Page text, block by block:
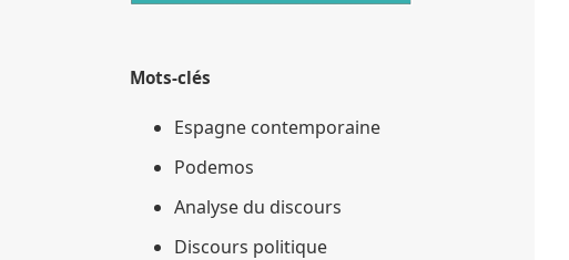
Mots-clés
Espagne contemporaine
Podemos
Analyse du discours
Discours politique